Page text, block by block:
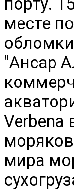
месте
"Ансар
Verbena
мира